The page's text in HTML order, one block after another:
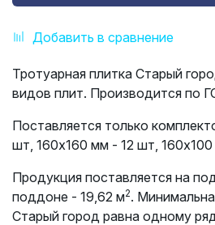
Добавить в сравнение
Тротуарная плитка Старый
видов плит. Производится по
Поставляется только
шт, 160х160 мм - 12 шт,
Продукция поставляется на
поддоне - 19,62 м2.
Старый город равна одному